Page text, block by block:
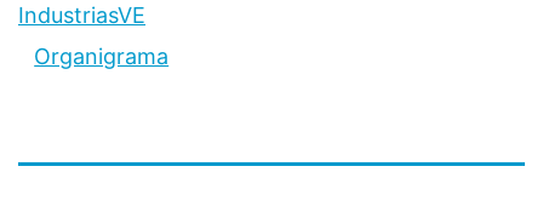
IndustriasVE
Organigrama